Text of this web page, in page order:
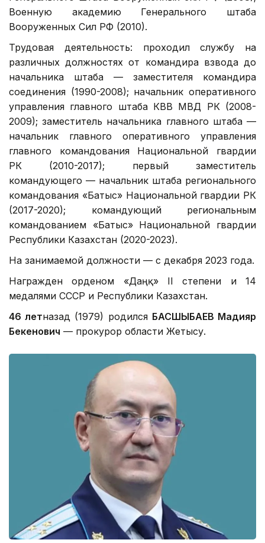
Военную академию Генерального штаба
Вооруженных Сил РФ (2010).
Трудовая деятельность: проходил службу на
различных должностях от командира взвода до
начальника штаба — заместителя командира
соединения (1990-2008); начальник оперативного
управления главного штаба КВВ МВД РК (2008-
2009); заместитель начальника главного штаба —
начальник главного оперативного управления
главного командования Национальной гвардии
РК (2010-2017); первый заместитель
командующего — начальник штаба регионального
командования «Батыс» Национальной гвардии РК
(2017-2020); командующий региональным
командованием «Батыс» Национальной гвардии
Республики Казахстан (2020-2023).
На занимаемой должности — с декабря 2023 года.
Награжден орденом «Даңқ» II степени и 14
медалями СССР и Республики Казахстан.
46 летназад (1979) родился БАСШЫБАЕВ Мадияр
Бекенович — прокурор области Жетысу.